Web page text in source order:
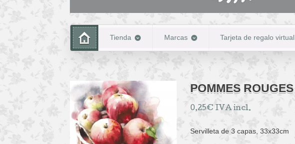
Tienda Marcas Tarjeta de regalo virtual
POMMES ROUGES
0,25€ IVA incl.
Servilleta de 3 capas, 33x33cm